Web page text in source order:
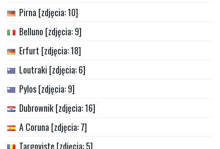
Pirna [zdjęcia: 10]
Belluno [zdjęcia: 9]
Erfurt [zdjęcia: 18]
Loutraki [zdjęcia: 6]
Pylos [zdjęcia: 9]
Dubrownik [zdjęcia: 16]
A Coruna [zdjęcia: 7]
Targoviste [zdjęcia: 5]